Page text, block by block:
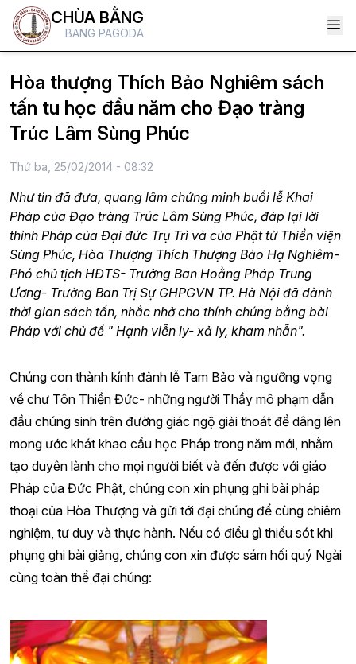
CHÙA BẰNG
BANG PAGODA
Hòa thượng Thích Bảo Nghiêm sách
tấn tu học đầu năm cho Đạo tràng
Trúc Lâm Sùng Phúc
Thứ ba, 25/02/2014 - 08:32
Như tin đã đưa, quang lâm chứng minh buổi lễ Khai
Pháp của Đạo tràng Trúc Lâm Sùng Phúc, đáp lại lời
thỉnh Pháp của Đại đức Trụ Trì và của Phật tử Thiền viện
Sùng Phúc, Hòa Thượng Thích Thượng Bảo Hạ Nghiêm-
Phó chủ tịch HĐTS- Trưởng Ban Hoằng Pháp Trung
Ương- Trưởng Ban Trị Sự GHPGVN TP. Hà Nội đã dành
thời gian sách tấn, nhắc nhở cho thính chúng bằng bài
Pháp với chủ đề " Hạnh viễn ly- xả ly, kham nhẫn".
Chúng con thành kính đảnh lễ Tam Bảo và ngưỡng vọng
về chư Tôn Thiền Đức- những người Thầy mô phạm dẫn
đầu chúng sinh trên đường giác ngộ giải thoát để dâng lên
mong ước khát khao cầu học Pháp trong năm mới, nhằm
tạo duyên lành cho mọi người biết và đến được với giáo
Pháp của Đức Phật, chúng con xin phụng ghi bài pháp
thoại của Hòa Thượng và gửi tới đại chúng để cùng chiêm
nghiệm, tư duy và thực hành. Nếu có điều gì thiếu sót khi
phụng ghi bài giảng, chúng con xin được sám hối quý Ngài
cùng toàn thể đại chúng: